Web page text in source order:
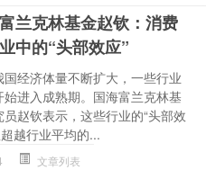
兰克林基金赵钦：消费
中的“头部效应”
国经济体量不断扩大，一些行业
始进入成熟期。国海富兰克林基
员赵钦表示，这些行业的“头部效
越行业平均的...
文章列表